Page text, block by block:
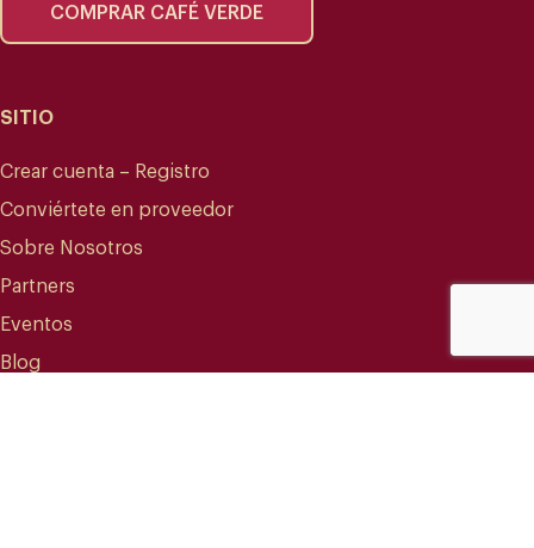
COMPRAR CAFÉ VERDE
SITIO
Crear cuenta – Registro
Conviértete en proveedor
Sobre Nosotros
Partners
Eventos
Blog